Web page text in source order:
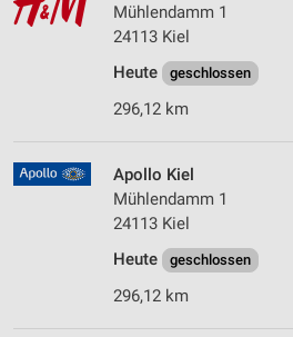
Mühlendamm 1
24113 Kiel
Heute
geschlossen
296,12 km
Apollo Kiel
Mühlendamm 1
24113 Kiel
Heute
geschlossen
296,12 km